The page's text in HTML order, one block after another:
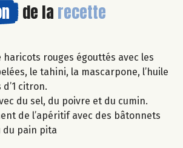
de la recette
haricots rouges égouttés avec les
le tahini, la mascarpone, l’huile
d’1 citron.
du sel, du poivre et du cumin.
de l’apéritif avec des bâtonnets
du pain pita